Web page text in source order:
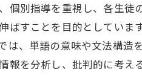
個別指導を重視し、各生徒
ばすことを目的としていま
は、単語の意味や文法構造
報を分析し、批判的に考え